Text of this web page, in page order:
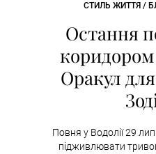
СТИЛЬ ЖИТТЯ /
Остання
Оракул для
Повня у Водолії 29
підживлювати